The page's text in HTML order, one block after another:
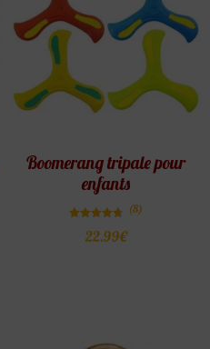
Boomerang tripale pour
enfants
4.75
(8)
22.99€